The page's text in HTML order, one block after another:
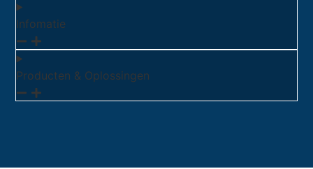
Infomatie
Producten & Oplossingen